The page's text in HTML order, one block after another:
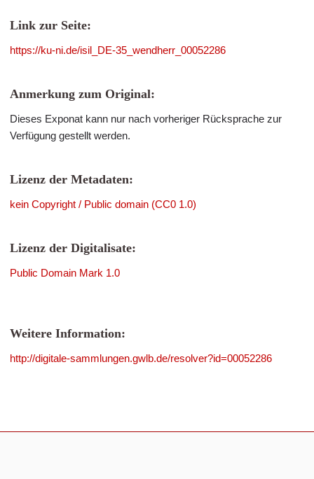
Link zur Seite:
https://ku-ni.de/isil_DE-35_wendherr_00052286
Anmerkung zum Original:
Dieses Exponat kann nur nach vorheriger Rücksprache zur
Verfügung gestellt werden.
Lizenz der Metadaten:
kein Copyright / Public domain (CC0 1.0)
Lizenz der Digitalisate:
Public Domain Mark 1.0
Weitere Information:
http://digitale-sammlungen.gwlb.de/resolver?id=00052286